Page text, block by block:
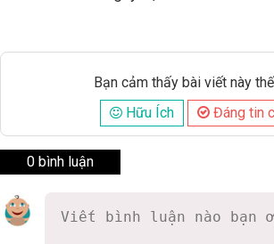
Bạn cảm thấy bài viết này
Hữu Ích
Đáng tin
0 bình luận